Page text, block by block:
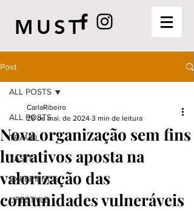
MUST
Post
ALL POSTS
TRAVEL
TASTE
EXPERIENCE
LIFESTYLE
ALL POSTS
Nova organização sem fins
lucrativos aposta na
valorização das
comunidades vulneráveis
CarlaRibeiro
28 de mai. de 2024 3 min de leitura